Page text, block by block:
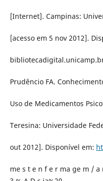
[Internet]. Campinas:
[acesso em 5 nov 2012].
Prudêncio FA.
Uso de Medicamentos
Teresina: Universidade
out 2012]. Disponível em:
me s t e n f e r ma ge m /